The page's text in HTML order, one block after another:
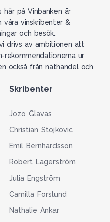
på Vinbanken är
vinskribenter &
och besök.
drivs av ambitionen att
rekommendationerna ur
också från näthandel och
Skribenter
Jozo Glavas
Christian Stojkovic
Emil Bernhardsson
Robert Lagerström
Julia Engström
Camilla Forslund
Nathalie Ankar